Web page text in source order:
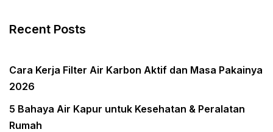
Recent Posts
Cara Kerja Filter Air Karbon Aktif dan Masa Pakainya
2026
5 Bahaya Air Kapur untuk Kesehatan & Peralatan
Rumah